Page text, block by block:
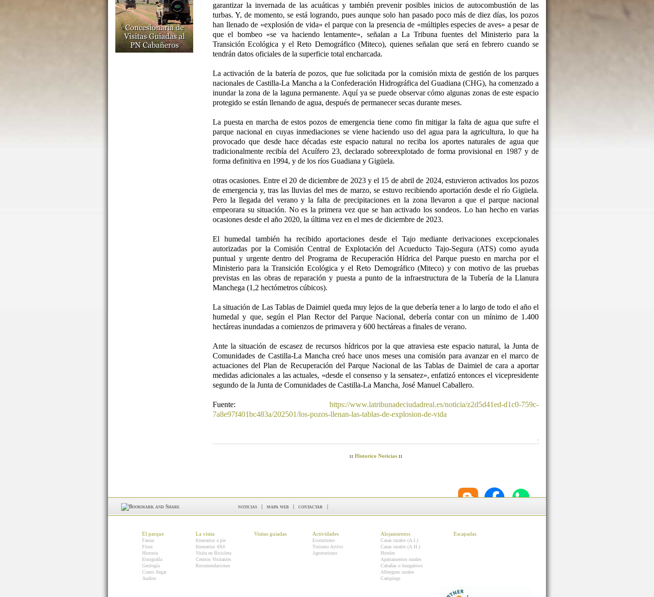
garantizar la invernada de las acuáticas y también prevenir posibles inicios de autocombustión de las
turbas. Y, de momento, se está logrando, pues aunque solo han pasado poco más de diez días, los pozos
han llenado de «explosión de vida» el parque con la presencia de «múltiples especies de aves» a pesar de
que el bombeo «se va haciendo lentamente», señalan a La Tribuna fuentes del Ministerio para la
Transición Ecológica y el Reto Demográfico (Miteco), quienes señalan que será en febrero cuando se
tendrán datos oficiales de la superficie total encharcada.
La activación de la batería de pozos, que fue solicitada por la comisión mixta de gestión de los parques
nacionales de Castilla-La Mancha a la Confederación Hidrográfica del Guadiana (CHG), ha comenzado a
inundar la zona de la laguna permanente. Aquí ya se puede observar cómo algunas zonas de este espacio
protegido se están llenando de agua, después de permanecer secas durante meses.
La puesta en marcha de estos pozos de emergencia tiene como fin mitigar la falta de agua que sufre el
parque nacional en cuyas inmediaciones se viene haciendo uso del agua para la agricultura, lo que ha
provocado que desde hace décadas este espacio natural no reciba los aportes naturales de agua que
tradicionalmente recibía del Acuífero 23, declarado sobreexplotado de forma provisional en 1987 y de
forma definitiva en 1994, y de los ríos Guadiana y Gigüela.
otras ocasiones. Entre el 20 de diciembre de 2023 y el 15 de abril de 2024, estuvieron activados los pozos
de emergencia y, tras las lluvias del mes de marzo, se estuvo recibiendo aportación desde el río Gigüela.
Pero la llegada del verano y la falta de precipitaciones en la zona llevaron a que el parque nacional
empeorara su situación. No es la primera vez que se han activado los sondeos. Lo han hecho en varias
ocasiones desde el año 2020, la última vez en el mes de diciembre de 2023.
El humedal también ha recibido aportaciones desde el Tajo mediante derivaciones excepcionales
autorizadas por la Comisión Central de Explotación del Acueducto Tajo-Segura (ATS) como ayuda
puntual y urgente dentro del Programa de Recuperación Hídrica del Parque puesto en marcha por el
Ministerio para la Transición Ecológica y el Reto Demográfico (Miteco) y con motivo de las pruebas
previstas en las obras de reparación y puesta a punto de la infraestructura de la Tubería de la Llanura
Manchega (1,2 hectómetros cúbicos).
La situación de Las Tablas de Daimiel queda muy lejos de la que debería tener a lo largo de todo el año el
humedal y que, según el Plan Rector del Parque Nacional, debería contar con un mínimo de 1.400
hectáreas inundadas a comienzos de primavera y 600 hectáreas a finales de verano.
Ante la situación de escasez de recursos hídricos por la que atraviesa este espacio natural, la Junta de
Comunidades de Castilla-La Mancha creó hace unos meses una comisión para avanzar en el marco de
actuaciones del Plan de Recuperación del Parque Nacional de las Tablas de Daimiel de cara a aportar
medidas adicionales a las actuales, «desde el consenso y la sensatez», enfatizó entonces el vicepresidente
segundo de la Junta de Comunidades de Castilla-La Mancha, José Manuel Caballero.
Fuente: https://www.latribunadeciudadreal.es/noticia/z2d5d41ed-d1c0-759c-
7a8e97f401bc483a/202501/los-pozos-llenan-las-tablas-de-explosion-de-vida
-
:: Historico Noticias::
noticias | mapa web | contactar |
El parque
Fauna
Flora
Historia
Etnografía
Geología
Como llegar
Audios
La visita
Itinerarios a pie
Itinerarios 4X4
Visita en Bicicleta
Centros Visitantes
Recomendaciones
Visitas guiadas Actividades
Ecoturismo
Turismo Activo
Agroturismo
Alojamientos
Casas rurales (A.I.)
Casas rurales (A.H.)
Hoteles
Apartamentos rurales
Cabañas o bungalows
Albergues rurales
Campings
Escapadas